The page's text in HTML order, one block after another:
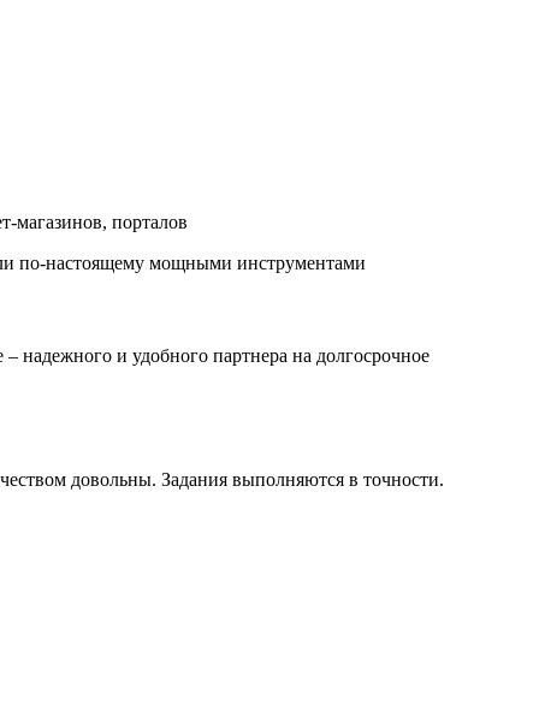
магазинов, порталов
по-настоящему мощными инструментами
надежного и удобного партнера на долгосрочное
довольны. Задания выполняются в точности.